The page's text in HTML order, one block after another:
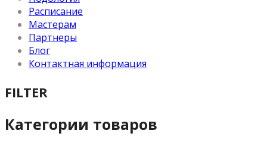
Расписание
Мастерам
Партнеры
Блог
Контактная информация
FILTER
Категории товаров